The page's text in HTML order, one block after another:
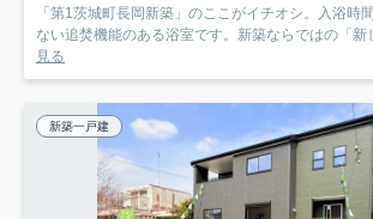
「第1茨城町長岡新築」のここがイチオシ。入浴時
ない追焚機能のある浴室です。新築ならではの「新
見る
新築一戸建